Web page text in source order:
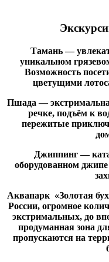
Тамань —
уникальном
Возможность
цветущими
Пшада —
речке, подъём к
пережитые
Джиппинг —
оборудованном
Аквапарк «Золотая
России, огромное
экстримальных, до
продуманная зона
пропускаются на